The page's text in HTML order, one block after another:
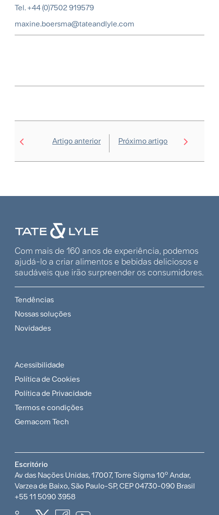
Tel. +44 (0)7502 919579
maxine.boersma@tateandlyle.com
Artigo anterior Próximo artigo
Com mais de 160 anos de experiência, podemos
ajudá-lo a criar alimentos e bebidas deliciosos e
saudáveis que irão surpreender os consumidores.
Multilingual
footer
Tendências
Nossas soluções
Novidades
LATAM-
ES
footer
policy
Acessibilidade
Política de Cookies
Política de Privacidade
Termos e condições
Gemacom Tech
Escritório
Av das Nações Unidas, 17007, Torre Sigma 10o Andar,
Varzea de Baixo, São Paulo-SP, CEP 04730-090 Brasil
+55 11 5090 3958